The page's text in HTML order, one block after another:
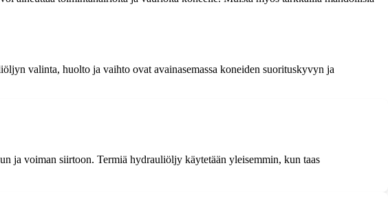
valinta, huolto ja vaihto ovat avainasemassa koneiden suorituskyvyn ja
ja voiman siirtoon. Termiä hydrauliöljy käytetään yleisemmin, kun taas